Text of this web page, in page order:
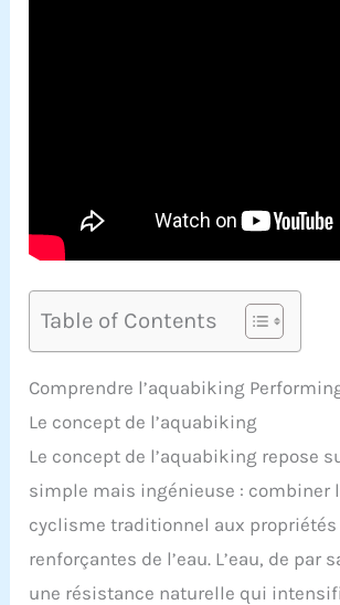
Table of Contents
Comprendre l’aquabiking
Le concept de l’aquabiking
Le concept de l’aquabiking repose
simple mais ingénieuse : combiner
cyclisme traditionnel aux
renforçantes de l’eau. L’eau, de par
une résistance naturelle qui